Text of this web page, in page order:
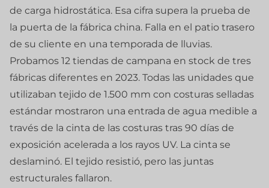
de carga hidrostática. Esa cifra supera la prueba de
la puerta de la fábrica china. Falla en el patio trasero
de su cliente en una temporada de lluvias.
Probamos 12 tiendas de campana en stock de tres
fábricas diferentes en 2023. Todas las unidades que
utilizaban tejido de 1.500 mm con costuras selladas
estándar mostraron una entrada de agua medible a
través de la cinta de las costuras tras 90 días de
exposición acelerada a los rayos UV. La cinta se
deslaminó. El tejido resistió, pero las juntas
estructurales fallaron.